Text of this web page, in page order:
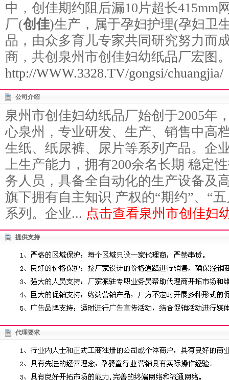
中，创佳期约阻后漏10片超长415mm
厂(创佳)生产，属于孕妇护理(孕妇卫
品，由众多育儿专家共同研究努力而
商，共创泉州市创佳妇幼纸品厂宏图
http://WWW.3328.TV/gongsi/chuangjia/
公司介绍
泉州市创佳妇幼纸品厂始创于2005年
心泉州，专业研发、生产、销售中高
生纸、纸尿裤、尿片等系列产品。企
上生产能力，拥有200余名长期 稳定
务人员，具备全自动化的生产设备及
旗下拥有自主知识 产权的“期约”、“
系列。企业... 点击查看泉州市创佳妇
提供支持
代理要求